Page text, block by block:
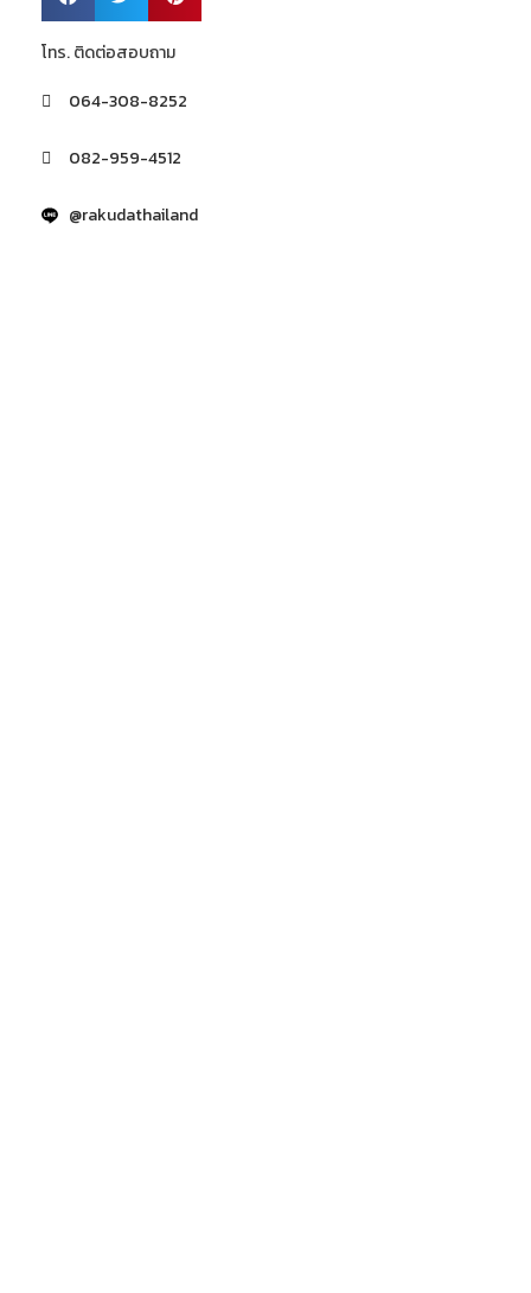
โทร. ติดต่อสอบถาม
064-308-8252
082-959-4512
@rakudathailand